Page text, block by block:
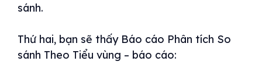
sánh.
Thứ hai, bạn sẽ thấy Báo cáo Phân tích So
sánh Theo Tiểu vùng – báo cáo: